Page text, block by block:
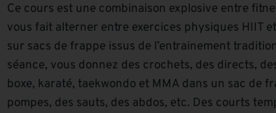
Ce cours est une combinaison explosive entre
vous fait alterner entre exercices physiques HIIT
sur sacs de frappe issus de l’entrainement
séance, vous donnez des crochets, des directs,
boxe, karaté, taekwondo et MMA dans un sac de
pompes, des sauts, des abdos, etc. Des courts